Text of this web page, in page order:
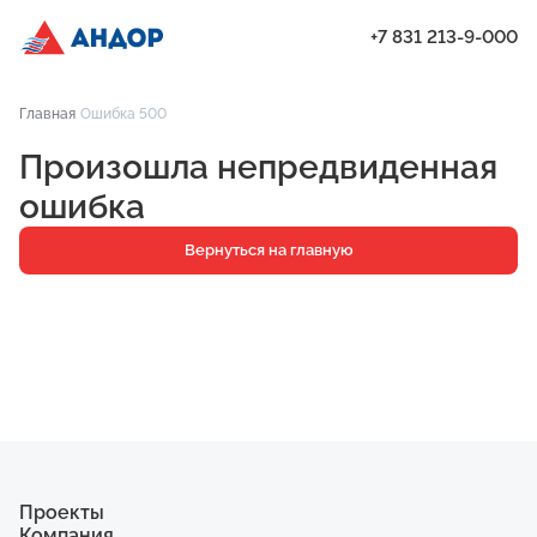
Проекты
Квартиры
Паркинг
Кладовые
+7 831 213-9-000
Главная Ошибка 500
Произошла непредвиденная
ошибка
Вернуться на главную
Проекты